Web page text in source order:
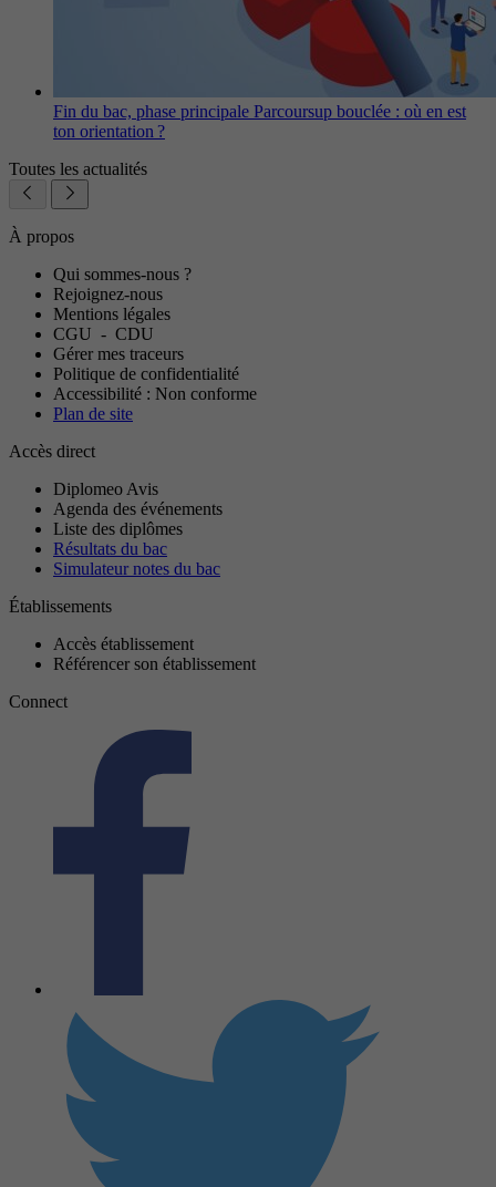
Fin du bac, phase principale Parcoursup bouclée : où en est
ton orientation ?
Toutes les actualités
À propos
Qui sommes-nous ?
Rejoignez-nous
Mentions légales
CGU - CDU
Gérer mes traceurs
Politique de confidentialité
Accessibilité : Non conforme
Plan de site
Accès direct
Diplomeo Avis
Agenda des événements
Liste des diplômes
Résultats du bac
Simulateur notes du bac
Établissements
Accès établissement
Référencer son établissement
Connect